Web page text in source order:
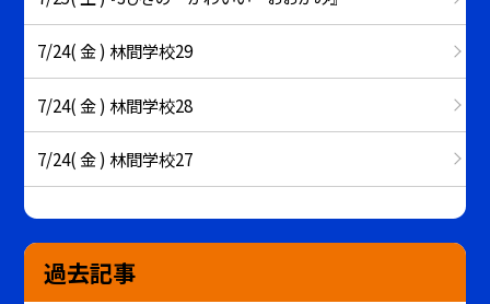
7/24( 金 ) 林間学校29
7/24( 金 ) 林間学校28
7/24( 金 ) 林間学校27
過去記事